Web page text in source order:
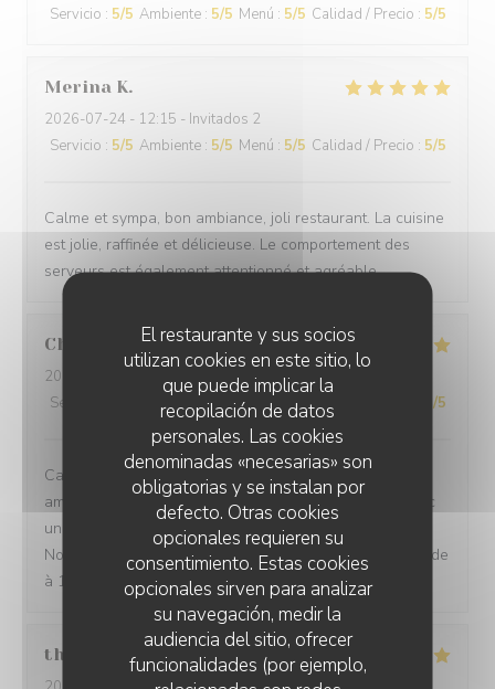
El restaurante y sus socios
utilizan cookies en este sitio, lo
que puede implicar la
recopilación de datos
personales. Las cookies
denominadas «necesarias» son
obligatorias y se instalan por
defecto. Otras cookies
opcionales requieren su
consentimiento. Estas cookies
opcionales sirven para analizar
su navegación, medir la
audiencia del sitio, ofrecer
funcionalidades (por ejemplo,
Servicio : 5/5 Ambiente : 5/5 Menú : 5/5 Calidad / Precio : 5/5
Merina K
2026-07-24 - 12:15 - Invitados 2
Servicio : 5/5 Ambiente : 5/5 Menú : 5/5 Calidad / Precio : 5/5
Calme et sympa, bon ambiance, joli restaurant. La cuisine
est jolie, raffinée et délicieuse. Le comportement des
serveurs est également attentionné et agréable.
Chevalier C
2026-07-27
- 12:30 - Invitados 2
Servicio
Ambiente: 5/5 Menú: 5/5 Calidad / Precio /5
Cadre très agréable, accueil discret et chaleureux,
amabilité du serveur, repas excellent et savoureux avec
une touche d'originalité et une excellente présentation.
Nous sommes enchantées de notre choix. Je recommande
à 100/100. Merci
thurl